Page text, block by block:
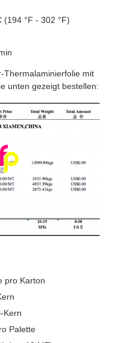
(194 °F - 302 °F)
Thermalaminierfolie mit
unten gezeigt bestellen:
pro Karton
Kern
Palette